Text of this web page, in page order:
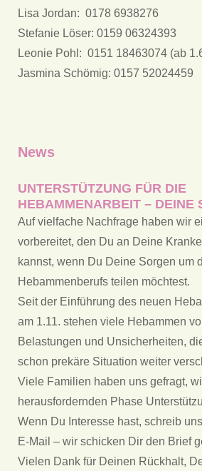
Lisa Jordan: 0178 6938276
Stefanie Löser: 0159 06324393
Leonie Pohl: 0151 18463074 (ab
Jasmina Schömig: 0157 52024459
News
UNTERSTÜTZUNG FÜR DIE
HEBAMMENARBEIT – DEINE
Auf vielfache Nachfrage haben wir
vorbereitet, den Du an Deine
kannst, wenn Du Deine Sorgen um
Hebammenberufs teilen möchtest.
Seit der Einführung des neuen
am 1.11. stehen viele Hebammen
Belastungen und Unsicherheiten,
schon prekäre Situation weiter
Viele Familien haben uns gefragt,
herausfordernden Phase
Wenn Du Interesse hast, schreib
E-Mail – wir schicken Dir den Brief
Vielen Dank für Deinen Rückhalt,